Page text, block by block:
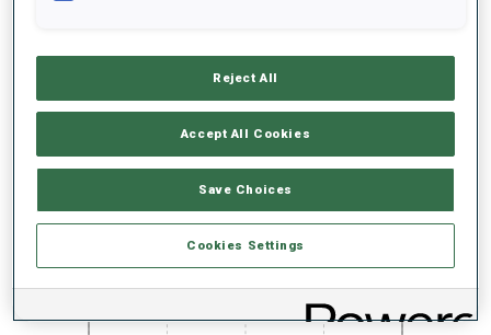
TENDANCE DES PERFORMANCES
Reject All
Accept All Cookies
Save Choices
Cookies Settings